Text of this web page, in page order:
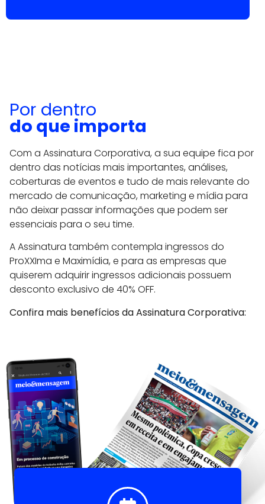
Por dentro
do que importa
Com a Assinatura Corporativa, a sua equipe fica por
dentro das notícias mais importantes, análises,
coberturas de eventos e tudo de mais relevante do
mercado de comunicação, marketing e mídia para
não deixar passar informações que podem ser
essenciais para o seu time.
A Assinatura também contempla ingressos do
ProXXIma e Maximídia, e para as empresas que
quiserem adquirir ingressos adicionais possuem
desconto exclusivo de 40% OFF.
Confira mais benefícios da Assinatura Corporativa: